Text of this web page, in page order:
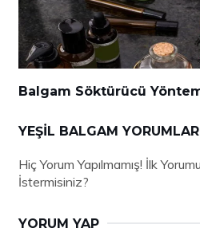
Balgam Söktürücü
YEŞIL BALGAM
Hiç Yorum Yapılmamış! İlk
İstermisiniz?
YORUM YAP